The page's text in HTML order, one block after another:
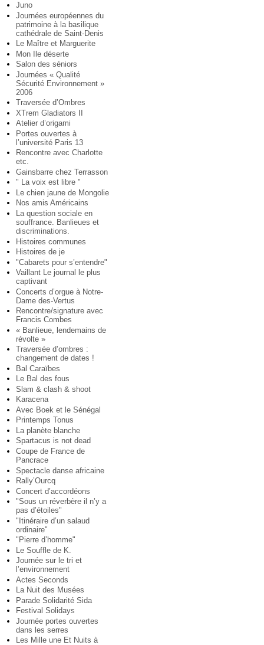
Juno
Journées européennes du
patrimoine à la basilique
cathédrale de Saint-Denis
Le Maître et Marguerite
Mon Ile déserte
Salon des séniors
Journées « Qualité
Sécurité Environnement »
2006
Traversée d’Ombres
XTrem Gladiators II
Atelier d’origami
Portes ouvertes à
l’université Paris 13
Rencontre avec Charlotte
etc.
Gainsbarre chez Terrasson
" La voix est libre "
Le chien jaune de Mongolie
Nos amis Américains
La question sociale en
souffrance. Banlieues et
discriminations.
Histoires communes
Histoires de je
"Cabarets pour s’entendre"
Vaillant Le journal le plus
captivant
Concerts d’orgue à Notre-
Dame des-Vertus
Rencontre/signature avec
Francis Combes
« Banlieue, lendemains de
révolte »
Traversée d’ombres :
changement de dates !
Bal Caraïbes
Le Bal des fous
Slam & clash & shoot
Karacena
Avec Boek et le Sénégal
Printemps Tonus
La planète blanche
Spartacus is not dead
Coupe de France de
Pancrace
Spectacle danse africaine
Rally’Ourcq
Concert d’accordéons
"Sous un réverbère il n’y a
pas d’étoiles"
"Itinéraire d’un salaud
ordinaire"
"Pierre d’homme"
Le Souffle de K.
Journée sur le tri et
l’environnement
Actes Seconds
La Nuit des Musées
Parade Solidarité Sida
Festival Solidays
Journée portes ouvertes
dans les serres
Les Mille une Et Nuits à